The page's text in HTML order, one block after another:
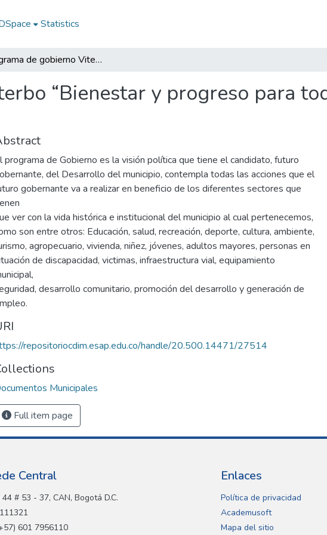
Statistics
Programa de gobierno Viterbo “Bienestar y progreso para todos” 2020 -2023
“Bienestar y progreso para
programa de Gobierno es la visión política que tiene el candidato, futuro
del Desarrollo del municipio, contempla todas las acciones que el
gobernante va a realizar en beneficio de los diferentes sectores que
ver con la vida histórica e institucional del municipio al cual pertenecemos,
son entre otros: Educación, salud, recreación, deporte, cultura, ambiente,
agropecuario, vivienda, niñez, jóvenes, adultos mayores, personas en
de discapacidad, victimas, infraestructura vial, equipamiento
desarrollo comunitario, promoción del desarrollo y generación de
repositoriocdim.esap.edu.co/handle/20.500.14471/27514
Municipales
Full item page
Central
# 53 - 37, CAN, Bogotá D.C.
111321
601 7956110
Enlaces
Política de privacidad
Academusoft
Mapa del sitio